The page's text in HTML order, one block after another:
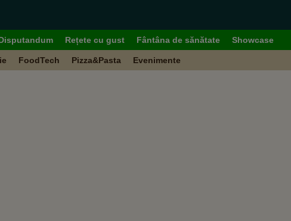
Rețete cu gust Fântâna de sănătate Showcase
FoodTech Pizza&Pasta Evenimente